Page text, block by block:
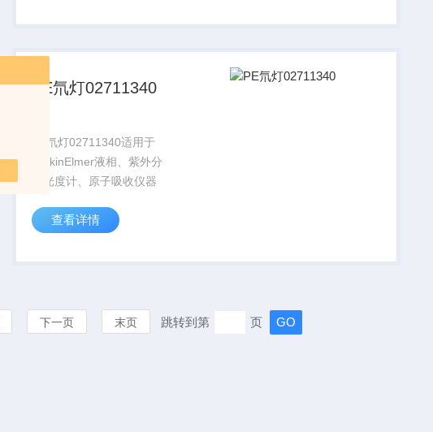
PE氘灯02711340
PE氘灯02711340适用于
PerkinElmer液相、紫外分
光光度计、原子吸收仪器
查看详情
下一页 末页 跳转到第 页